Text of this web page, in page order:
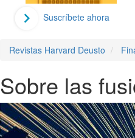
Suscríbete ahora
Revistas Harvard Deusto
Sobre las